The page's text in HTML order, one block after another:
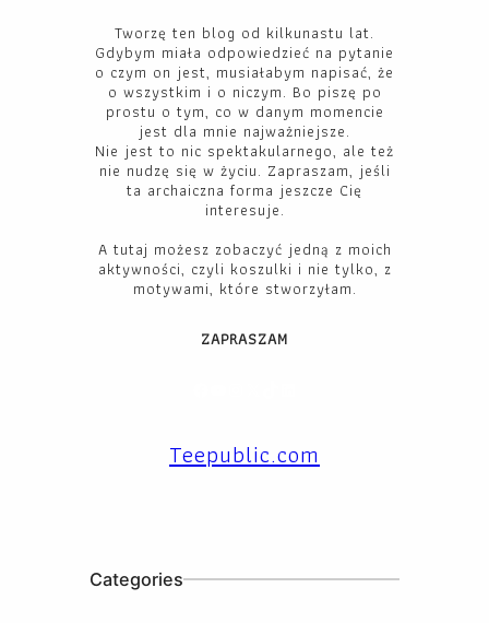
Tworzę ten blog od kilkunastu lat.
Gdybym miała odpowiedzieć na pytanie
o czym on jest, musiałabym napisać, że
o wszystkim i o niczym. Bo piszę po
prostu o tym, co w danym momencie
jest dla mnie najważniejsze.
Nie jest to nic spektakularnego, ale też
nie nudzę się w życiu. Zapraszam, jeśli
ta archaiczna forma jeszcze Cię
interesuje.
A tutaj możesz zobaczyć jedną z moich
aktywności, czyli koszulki i nie tylko, z
motywami, które stworzyłam.
ZAPRASZAM
Teepublic.com
Categories